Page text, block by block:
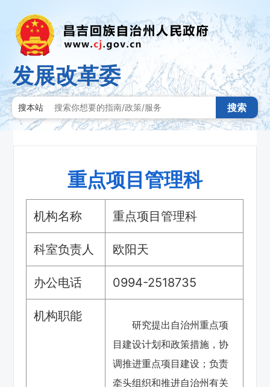
发展改革委
搜本站 搜索
重点项目管理科
机构名称 重点项目管理科
科室负责人 欧阳天
办公电话 0994-2518735
机构职能
研究提出自治州重点项
目建设计划和政策措施，协
调推进重点项目建设；负责
牵头组织和推进自治州有关